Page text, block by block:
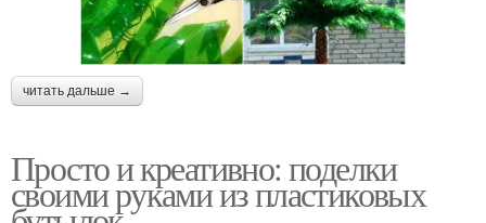
читать дальше →
Просто и креативно: поделки
своими руками из пластиковых